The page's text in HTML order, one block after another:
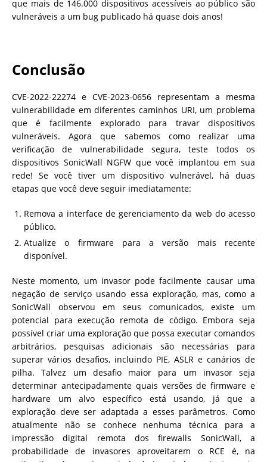
que mais de 146.000 dispositivos acessíveis ao público são
vulneráveis ​​a um bug publicado há quase dois anos!
Conclusão
CVE-2022-22274 e CVE-2023-0656 representam a mesma
vulnerabilidade em diferentes caminhos URI, um problema
que é facilmente explorado para travar dispositivos
vulneráveis. Agora que sabemos como realizar uma
verificação de vulnerabilidade segura, teste todos os
dispositivos SonicWall NGFW que você implantou em sua
rede! Se você tiver um dispositivo vulnerável, há duas
etapas que você deve seguir imediatamente:
Remova a interface de gerenciamento da web do acesso
público.
Atualize o firmware para a versão mais recente
disponível.
Neste momento, um invasor pode facilmente causar uma
negação de serviço usando essa exploração, mas, como a
SonicWall observou em seus comunicados, existe um
potencial para execução remota de código. Embora seja
possível criar uma exploração que possa executar comandos
arbitrários, pesquisas adicionais são necessárias para
superar vários desafios, incluindo PIE, ASLR e canários de
pilha. Talvez um desafio maior para um invasor seja
determinar antecipadamente quais versões de firmware e
hardware um alvo específico está usando, já que a
exploração deve ser adaptada a esses parâmetros. Como
atualmente não se conhece nenhuma técnica para a
impressão digital remota dos firewalls SonicWall, a
probabilidade de invasores aproveitarem o RCE é, na